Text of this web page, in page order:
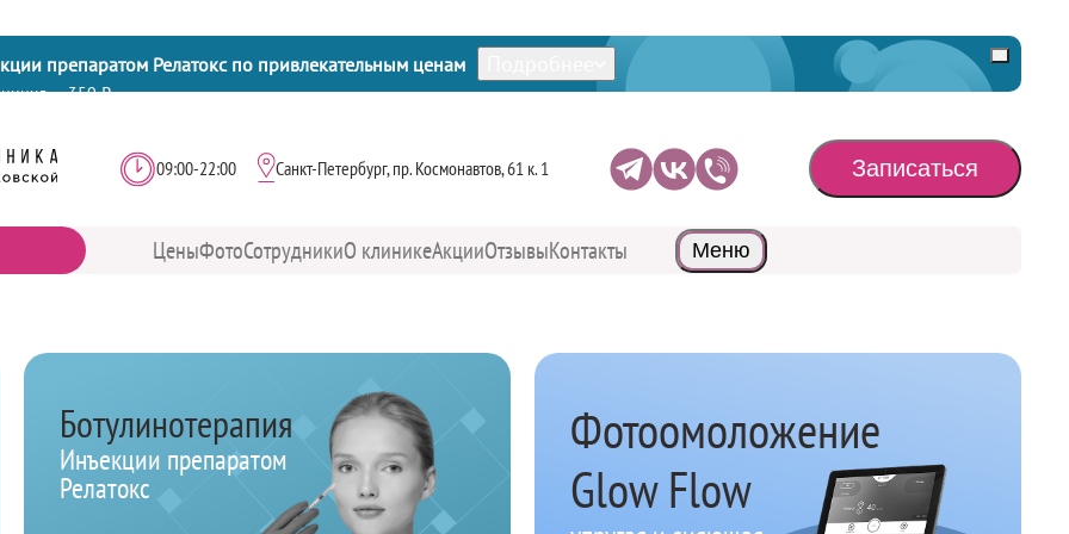
препаратом Релатокс по привлекательным ценам
— 350 ₽
(Full Face) 100 единиц по 250 ₽
Подробнее
Скрыть
Часы09:00-22:00
МыСанкт-Петербург, пр. Космонавтов, 61 к. 1 Записаться
ЦеныФотоСотрудникиО клиникеАкцииОтзывыКонтакты Меню
Ботулинотерапия
Инъекции препаратом
Релатокс
Фотоомоложение
Glow Flow